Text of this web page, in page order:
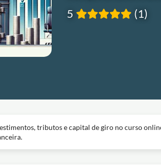
5 (1)
tributos e capital de giro no curso